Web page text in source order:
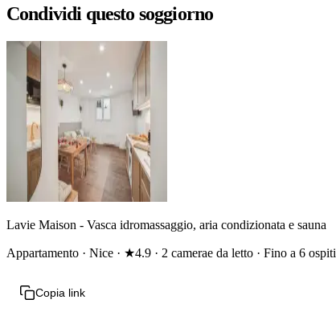
Condividi questo soggiorno
Lavie Maison - Vasca idromassaggio, aria condizionata e sauna
Appartamento · Nice · ★4.9 · 2 camerae da letto · Fino a 6 ospiti
Copia link